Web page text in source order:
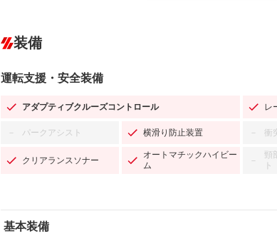
装備
運転支援・安全装備
アダプティブクルーズコントロール レ
－ パークアシスト 横滑り防止装置 － 衝
クリアランスソナー
オートマチックハイビー
ム
－
頸
ト
基本装備